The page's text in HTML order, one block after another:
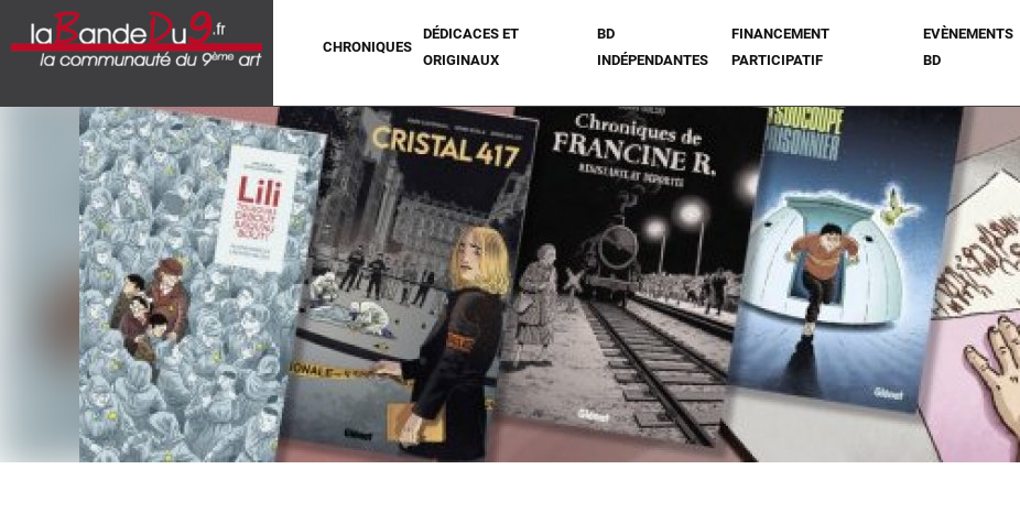
CHRONIQUES
DÉDICACES ET
ORIGINAUX
BD
INDÉPENDANTES
FINANCEMENT
PARTICIPATIF
EVÈNEMENTS
BD